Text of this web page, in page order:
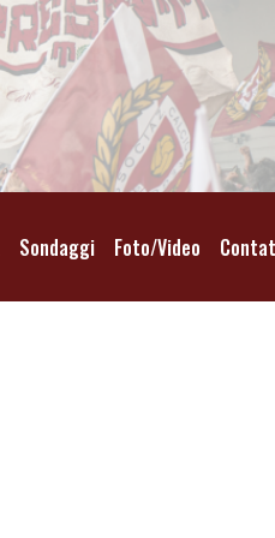
Sondaggi Foto/Video